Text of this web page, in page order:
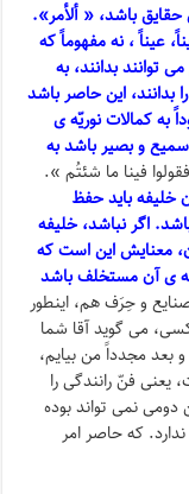
باشد، « ألأمر».
عیناً ، نه مفهوماً که
توانند بدانند، به
این حاصر باشد
به کمالات نوریّه ی
و بصیر باشد به
فینا ما شئتُم ».
خلیفه باید حفظ
اگر نباشد، خلیفه
معنایش این است که
ی آن مستخلف باشد
و حِرَف هم، اینطور
می گوید آقا شما
بعد مجدداً من بیایم،
فنّ رانندگی را
نمی تواند بوده
که حاصر امر